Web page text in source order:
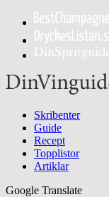
Skribenter
Guide
Recept
Topplistor
Artiklar
Google Translate